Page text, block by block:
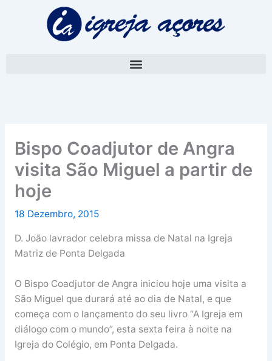
Bispo Coadjutor de Angra
visita São Miguel a partir de
hoje
18 Dezembro, 2015
D. João lavrador celebra missa de Natal na Igreja
Matriz de Ponta Delgada
O Bispo Coadjutor de Angra iniciou hoje uma visita a
São Miguel que durará até ao dia de Natal, e que
começa com o lançamento do seu livro “A Igreja em
diálogo com o mundo”, esta sexta feira à noite na
Igreja do Colégio, em Ponta Delgada.